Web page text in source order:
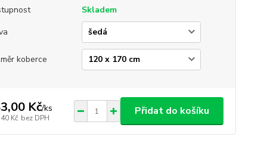
Skladem
koberce
Kč/ks
Kč bez DPH
Přidat do košíku